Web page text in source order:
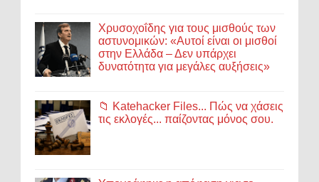
Χρυσοχοΐδης για τους μισθούς των
αστυνομικών: «Αυτοί είναι οι μισθοί
στην Ελλάδα – Δεν υπάρχει
δυνατότητα για μεγάλες αυξήσεις»
📁 Katehacker Files... Πώς να χάσεις
τις εκλογές... παίζοντας μόνος σου.